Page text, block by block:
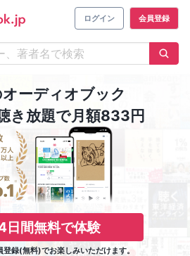
ログイン 会員登録
ーディオブック
き放題で月額833円
日間無料で体験
録(無料)でお楽しみいただけます。